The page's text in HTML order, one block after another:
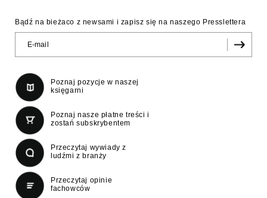
Bądź na bieżaco z newsami i zapisz się na naszego Presslettera
Poznaj pozycje w naszej
księgarni
Poznaj nasze płatne treści i
zostań subskrybentem
Przeczytaj wywiady z
ludźmi z branży
Przeczytaj opinie
fachowców